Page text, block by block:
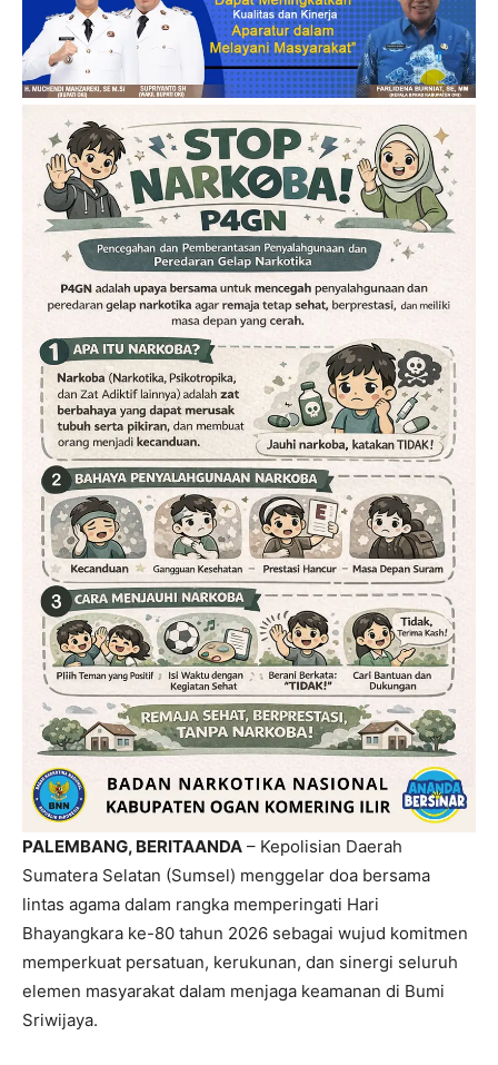
PALEMBANG, BERITAANDA – Kepolisian Daerah
Sumatera Selatan (Sumsel) menggelar doa bersama
lintas agama dalam rangka memperingati Hari
Bhayangkara ke-80 tahun 2026 sebagai wujud komitmen
memperkuat persatuan, kerukunan, dan sinergi seluruh
elemen masyarakat dalam menjaga keamanan di Bumi
Sriwijaya.